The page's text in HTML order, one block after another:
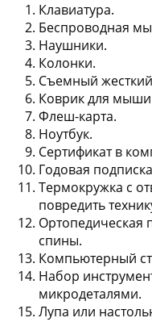
Клавиатура.
Беспроводная
Наушники.
Колонки.
Съемный
Коврик для мыши
Флеш-карта.
Ноутбук.
Сертификат в
Годовая
Термокружка с
повредить
Ортопедическая
спины.
Компьютерный
Набор
микродеталями.
Лупа или